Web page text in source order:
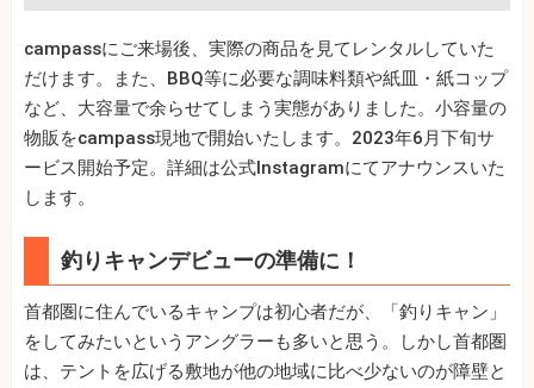
campassにご来場後、実際の商品を見てレンタルしていた
だけます。また、BBQ等に必要な調味料類や紙皿・紙コップ
など、大容量で余らせてしまう実態がありました。小容量の
物販をcampass現地で開始いたします。2023年6月下旬サ
ービス開始予定。詳細は公式Instagramにてアナウンスいた
します。
釣りキャンデビューの準備に！
首都圏に住んでいるキャンプは初心者だが、「釣りキャン」
をしてみたいというアングラーも多いと思う。しかし首都圏
は、テントを広げる敷地が他の地域に比べ少ないのが障壁と